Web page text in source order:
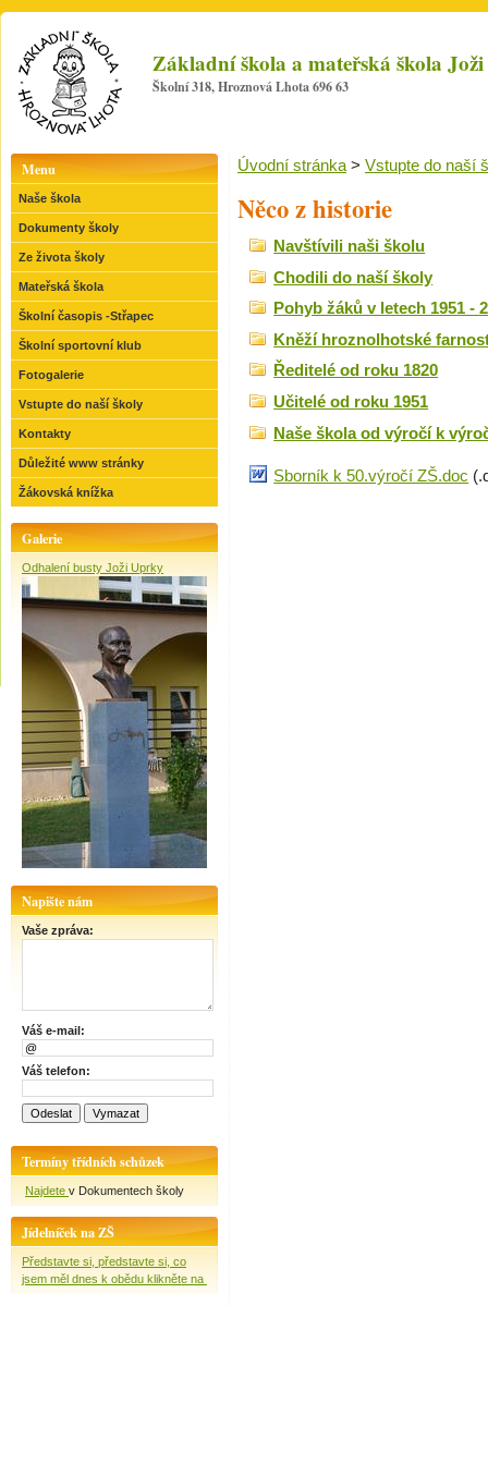
Základní škola a mateřská škola
Školní 318, Hroznová Lhota 696 63
Menu
Naše škola
Dokumenty školy
Ze života školy
Mateřská škola
Školní časopis -Střapec
Školní sportovní klub
Fotogalerie
Vstupte do naší školy
Kontakty
Důležité www stránky
Žákovská knížka
Galerie
Odhalení busty Joži Uprky
Napište nám
Vaše zpráva:
Váš e-mail:
Váš telefon:
Termíny třídních schůzek
Najdete v Dokumentech školy
Jídelníček na ZŠ
Představte si, představte si, co
jsem měl dnes k obědu klikněte na
Úvodní stránka > Vstupte do naší
Něco z historie
Navštívili naši školu
Chodili do naší školy
Pohyb žáků v letech 1951 -
Kněží hroznolhotské
Ředitelé od roku 1820
Učitelé od roku 1951
Naše škola od výročí k
Sborník k 50.výročí ZŠ.doc